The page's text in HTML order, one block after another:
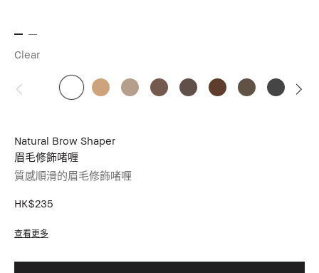
Clear
Natural Brow Shaper
眉毛修飾啫喱
質感順滑的眉毛修飾啫喱
HK$235
查看更多